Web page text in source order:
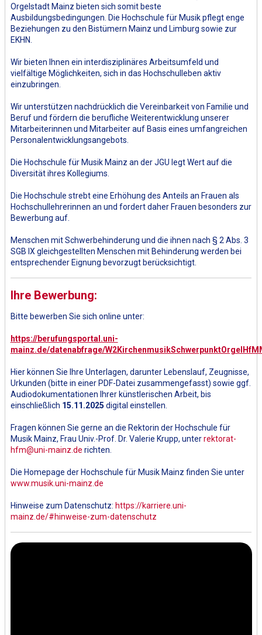
Orgelstadt Mainz bieten sich somit beste
Ausbildungsbedingungen. Die Hochschule für Musik pflegt enge
Beziehungen zu den Bistümern Mainz und Limburg sowie zur
EKHN.
Wir bieten Ihnen ein interdisziplinäres Arbeitsumfeld und
vielfältige Möglichkeiten, sich in das Hochschulleben aktiv
einzubringen.
Wir unterstützen nachdrücklich die Vereinbarkeit von Familie und
Beruf und fördern die berufliche Weiterentwicklung unserer
Mitarbeiterinnen und Mitarbeiter auf Basis eines umfangreichen
Personalentwicklungsangebots.
Die Hochschule für Musik Mainz an der JGU legt Wert auf die
Diversität ihres Kollegiums.
Die Hochschule strebt eine Erhöhung des Anteils an Frauen als
Hochschullehrerinnen an und fordert daher Frauen besonders zur
Bewerbung auf.
Menschen mit Schwerbehinderung und die ihnen nach § 2 Abs. 3
SGB IX gleichgestellten Menschen mit Behinderung werden bei
entsprechender Eignung bevorzugt berücksichtigt.
Ihre Bewerbung:
Bitte bewerben Sie sich online unter:
https://berufungsportal.uni-
mainz.de/datenabfrage/
Hier können Sie Ihre Unterlagen, darunter Lebenslauf, Zeugnisse,
Urkunden (bitte in einer PDF-Datei zusammengefasst) sowie ggf.
Audiodokumentationen Ihrer künstlerischen Arbeit, bis
einschließlich 15.11.2025 digital einstellen.
Fragen können Sie gerne an die Rektorin der Hochschule für
Musik Mainz, Frau Univ.-Prof. Dr. Valerie Krupp, unterrektorat-
hfm@uni-mainz.de richten.
Die Homepage der Hochschule für Musik Mainz finden Sie unter
www.musik.uni-mainz.de
Hinweise zum Datenschutz: https://karriere.uni-
mainz.de/#hinweise-zum-datenschutz